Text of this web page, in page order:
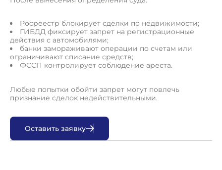
Росреестр блокирует сделки по недвижимости;
ГИБДД фиксирует запрет на регистрационные
действия с автомобилями;
банки замораживают операции по счетам или
ограничивают списание средств;
ФССП контролирует соблюдение ареста.
Любые попытки обойти запрет могут повлечь
признание сделок недействительными.
Оставить заявку